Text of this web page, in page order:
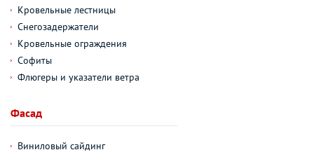
Кровельные лестницы
Снегозадержатели
Кровельные ограждения
Софиты
Флюгеры и указатели ветра
Фасад
Виниловый сайдинг